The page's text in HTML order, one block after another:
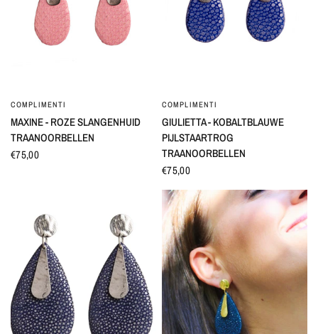
SNEL BEKIJKEN
COMPLIMENTI
MAXINE - ROZE SLANGENHUID
TRAANOORBELLEN
€75,00
SNEL BEKIJKEN
COMPLIMENTI
GIULIETTA - KOBALTBLAUWE
PIJLSTAARTROG
TRAANOORBELLEN
€75,00